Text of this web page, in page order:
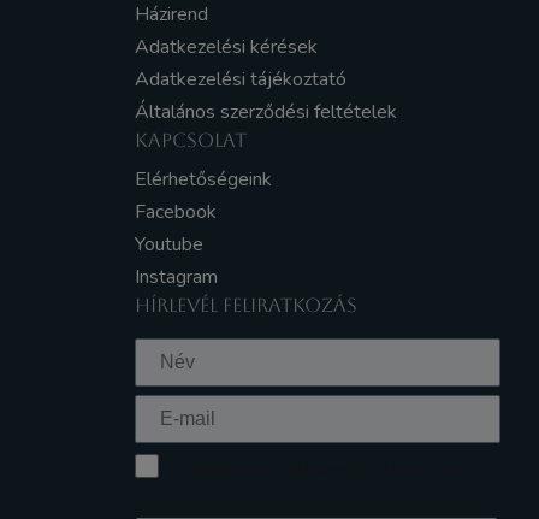
Házirend
Adatkezelési kérések
Adatkezelési tájékoztató
Általános szerződési feltételek
KAPCSOLAT
Elérhetőségeink
Facebook
Youtube
Instagram
HÍRLEVÉL FELIRATKOZÁS